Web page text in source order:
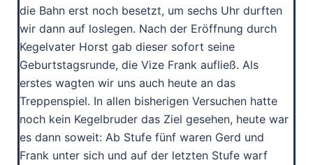
die Bahn erst noch besetzt, um sechs Uhr durften
wir dann auf loslegen. Nach der Eröffnung durch
Kegelvater Horst gab dieser sofort seine
Geburtstagsrunde, die Vize Frank aufließ. Als
erstes wagten wir uns auch heute an das
Treppenspiel. In allen bisherigen Versuchen hatte
noch kein Kegelbruder das Ziel gesehen, heute war
es dann soweit: Ab Stufe fünf waren Gerd und
Frank unter sich und auf der letzten Stufe warf